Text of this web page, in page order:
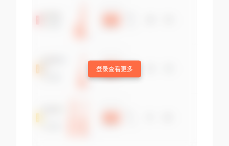
登录查看更多